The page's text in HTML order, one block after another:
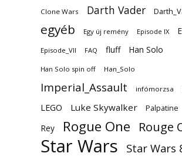
Clone Wars Darth Vader
egyéb Egy új remény Episode IX
Episode_VII FAQ fluff Han Solo
Han Solo spin off Han_Solo
Imperial_Assault infómorzsa
LEGO Luke Skywalker Palpatine
Rey
Rogue One Rouge
Star Wars Star Wars